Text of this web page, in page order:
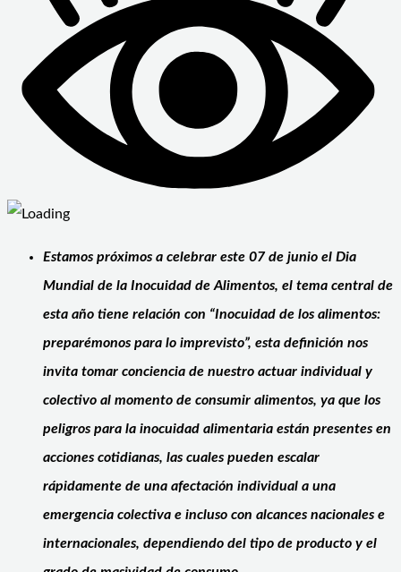
Estamos próximos a celebrar este 07 de junio el Dia
Mundial de la Inocuidad de Alimentos, el tema central de
esta año tiene relación con “Inocuidad de los alimentos:
preparémonos para lo imprevisto”, esta definición nos
invita tomar conciencia de nuestro actuar individual y
colectivo al momento de consumir alimentos, ya que los
peligros para la inocuidad alimentaria están presentes en
acciones cotidianas, las cuales pueden escalar
rápidamente de una afectación individual a una
emergencia colectiva e incluso con alcances nacionales e
internacionales, dependiendo del tipo de producto y el